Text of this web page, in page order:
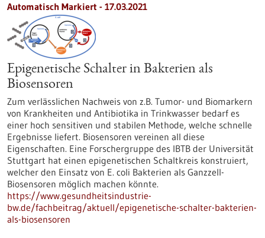
Automatisch Markiert - 17.03.2021
Epigenetische Schalter in Bakterien als
Biosensoren
Zum verlässlichen Nachweis von z.B. Tumor- und Biomarkern
von Krankheiten und Antibiotika in Trinkwasser bedarf es
einer hoch sensitiven und stabilen Methode, welche schnelle
Ergebnisse liefert. Biosensoren vereinen all diese
Eigenschaften. Eine Forschergruppe des IBTB der Universität
Stuttgart hat einen epigenetischen Schaltkreis konstruiert,
welcher den Einsatz von E. coli Bakterien als Ganzzell-
Biosensoren möglich machen könnte.
https://www.gesundheitsindustrie-
bw.de/fachbeitrag/aktuell/epigenetische-schalter-bakterien-
als-biosensoren